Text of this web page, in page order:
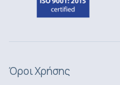
Όροι Χρήσης